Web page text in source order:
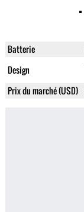
Batterie
Design
Prix du marché (USD)